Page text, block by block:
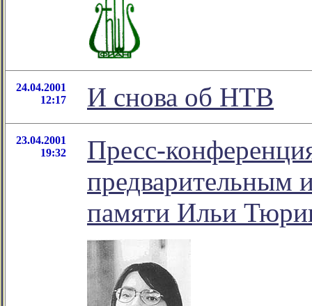
24.04.2001
12:17
И снова об НТВ
23.04.2001
19:32
Пресс-
предварительным
памяти Ильи